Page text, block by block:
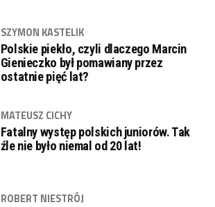
SZYMON KASTELIK
Polskie piekło, czyli dlaczego Marcin
Gienieczko był pomawiany przez
ostatnie pięć lat?
MATEUSZ CICHY
Fatalny występ polskich juniorów. Tak
źle nie było niemal od 20 lat!
ROBERT NIESTRÓJ